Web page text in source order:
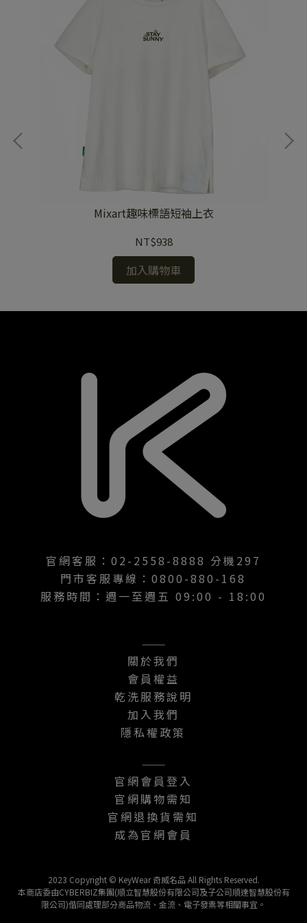
Mixart趣味標語短袖上衣
NT$938
加入購物車
官網客服：02-2558-8888 分機297
門市客服專線：0800-880-168
服務時間：週一至週五 09:00 - 18:00
———
關於我們
會員權益
乾洗服務說明
加入我們
隱私權政策
———
官網會員登入
官網購物需知
官網退換貨需知
成為官網會員
2023 Copyright © KeyWear 奇威名品 All Rights Reserved.
本商店委由CYBERBIZ集團(順立智慧股份有限公司及子公司順達智慧股份有
限公司)偕同處理部分商品物流、金流、電子發票等相關事宜。